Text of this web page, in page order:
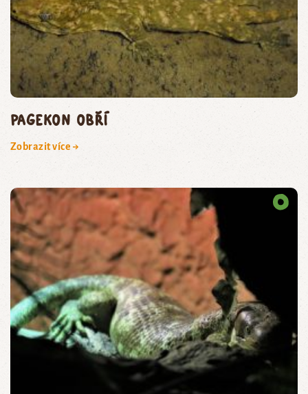
pagekon obří
Zobrazit více →